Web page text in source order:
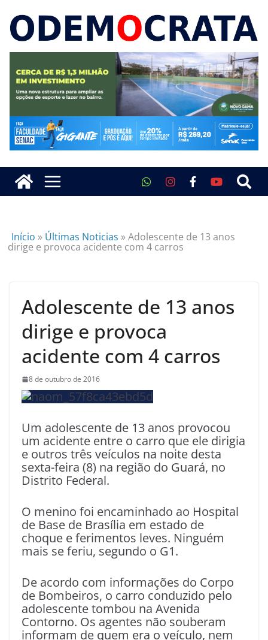
Início » Últimas Noticias »Adolescente de 13 anos
dirige e provoca acidente com 4 carros
Adolescente de 13 anos
dirige e provoca
acidente com 4 carros
8 de outubro de 2016
Um adolescente de 13 anos provocou
um acidente entre o carro que ele dirigia
e outros três veículos na noite desta
sexta-feira (8) na região do Guará, no
Distrito Federal.
O menino foi encaminhado ao Hospital
de Base de Brasília em estado de
choque e ferimentos leves. Ninguém
mais se feriu, segundo o G1.
De acordo com informações do Corpo
de Bombeiros, o carro conduzido pelo
adolescente tombou na Avenida
Contorno. Os agentes não souberam
informam de quem era o veículo, nem